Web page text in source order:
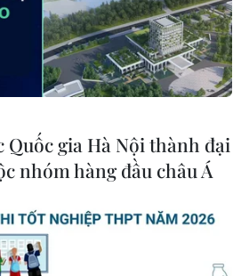
bến xe đang hoạt động bình quân với
tiện nên về cơ bản lượng xe vẫn đáp
khách.
gia Hà Nội thành đại
nhóm hàng đầu châu Á